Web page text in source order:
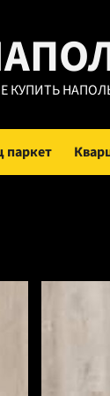
КУПИТЬ
паркет